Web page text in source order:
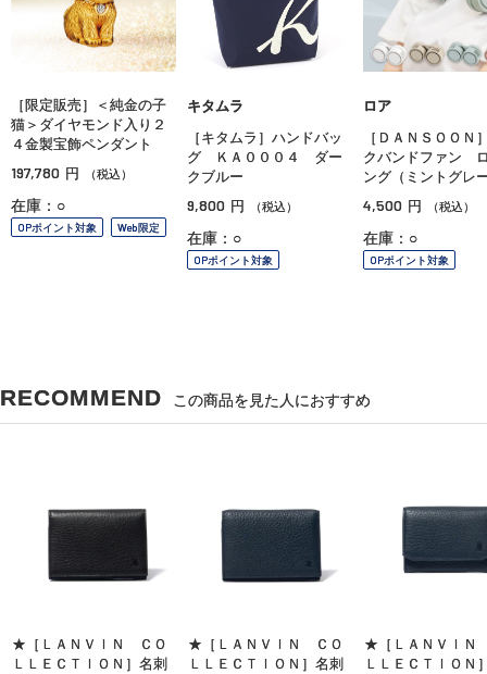
［限定販売］＜純金の子
猫＞ダイヤモンド入り２
４金製宝飾ペンダント
197,780 円 （税込）
在庫：○
OPポイント対象 Web限定
キタムラ
［キタムラ］ハンドバッ
グ ＫＡ０００４ ダー
クブルー
9,800 円 （税込）
在庫：○
OPポイント対象
ロア
［ＤＡＮＳＯＯＮ
クバンドファン
ング（ミントグレ
4,500 円 （税込）
在庫：○
OPポイント対象
RECOMMEND この商品を見た人におすすめ
★［ＬＡＮＶＩＮ ＣＯ
ＬＬＥＣＴＩＯＮ］名刺
★［ＬＡＮＶＩＮ ＣＯ
ＬＬＥＣＴＩＯＮ］名刺
★［ＬＡＮＶＩＮ
ＬＬＥＣＴＩＯＮ